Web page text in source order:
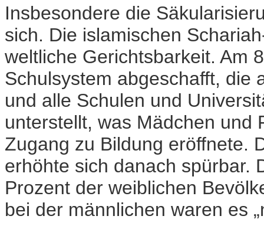
Insbesondere die
sich. Die islamischen
weltliche Gerichtsbarkeit. Am
Schulsystem abgeschafft, die
und alle Schulen und
unterstellt, was Mädchen und
Zugang zu Bildung eröffnete.
erhöhte sich danach spürbar.
Prozent der weiblichen
bei der männlichen waren es